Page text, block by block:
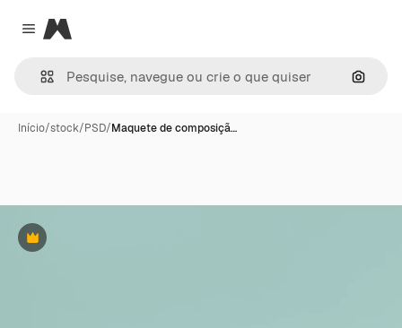
Close menu
Magnific
Início/stock/PSD/Maquete de composiçã…
Premium